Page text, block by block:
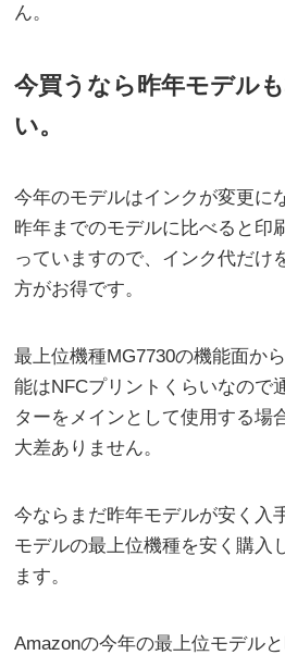
ん。
今買うなら昨年モデル
い。
今年のモデルはインクが変更に
昨年までのモデルに比べると印
っていますので、インク代だけ
方がお得です。
最上位機種MG7730の機能面か
能はNFCプリントくらいなので
ターをメインとして使用する場
大差ありません。
今ならまだ昨年モデルが安く入
モデルの最上位機種を安く購入
ます。
Amazonの今年の最上位モデル